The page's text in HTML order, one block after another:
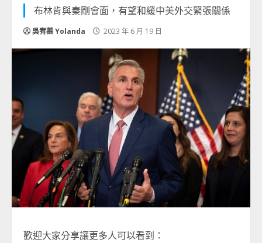
布林肯與秦剛會面，有望和緩中美外交緊張關係
吳宥蓁 Yolanda 2023 年 6 月 19 日
歡迎大家分享讓更多人可以看到：